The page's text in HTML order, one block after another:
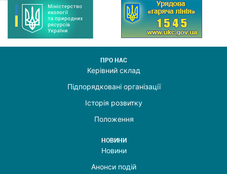
ПРО НАС
Керівний склад
Підпорядковані організації
Історія розвитку
Положення
НОВИНИ
Новини
Анонси подій